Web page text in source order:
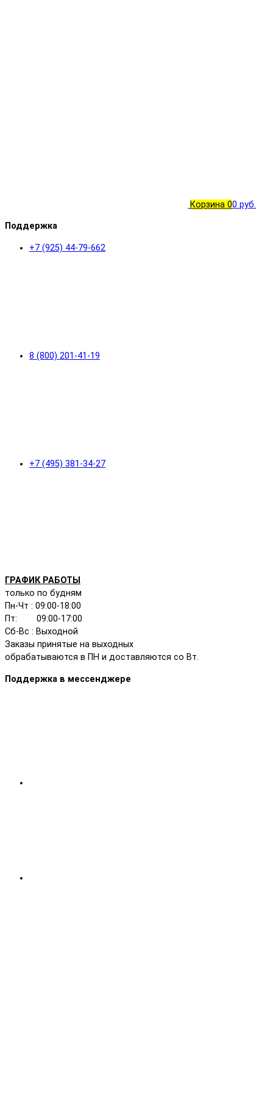
Корзина 00 руб.
Поддержка
+7 (925) 44-79-662
8 (800) 201-41-19
+7 (495) 381-34-27
ГРАФИК РАБОТЫ
только по будням
Пн-Чт : 09:00-18:00
Пт: 09:00-17:00
Сб-Вс : Выходной
Заказы принятые на выходных
обрабатываются в ПН и доставляются со Вт.
Поддержка в мессенджере